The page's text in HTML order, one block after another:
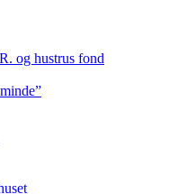
og hustrus fond